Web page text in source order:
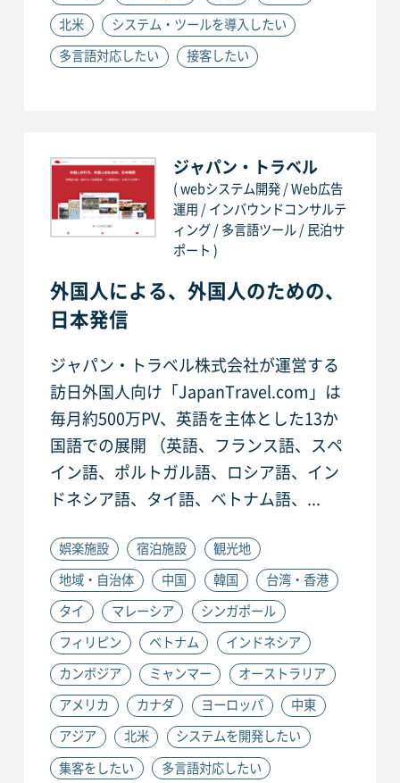
北米 システム・ツールを導入したい
多言語対応したい 接客したい
ジャパン・トラベル
( webシステム開発 / Web広告
運用 / インバウンドコンサルテ
ィング / 多言語ツール / 民泊サ
ポート )
外国人による、外国人のための、
日本発信
ジャパン・トラベル株式会社が運営する
訪日外国人向け「JapanTravel.com」は
毎月約500万PV、英語を主体とした13か
国語での展開 （英語、フランス語、スペ
イン語、ポルトガル語、ロシア語、イン
ドネシア語、タイ語、ベトナム語、...
娯楽施設 宿泊施設 観光地
地域・自治体 中国 韓国 台湾・香港
タイ マレーシア シンガポール
フィリピン ベトナム インドネシア
カンボジア ミャンマー オーストラリア
アメリカ カナダ ヨーロッパ 中東
アジア 北米 システムを開発したい
集客をしたい 多言語対応したい